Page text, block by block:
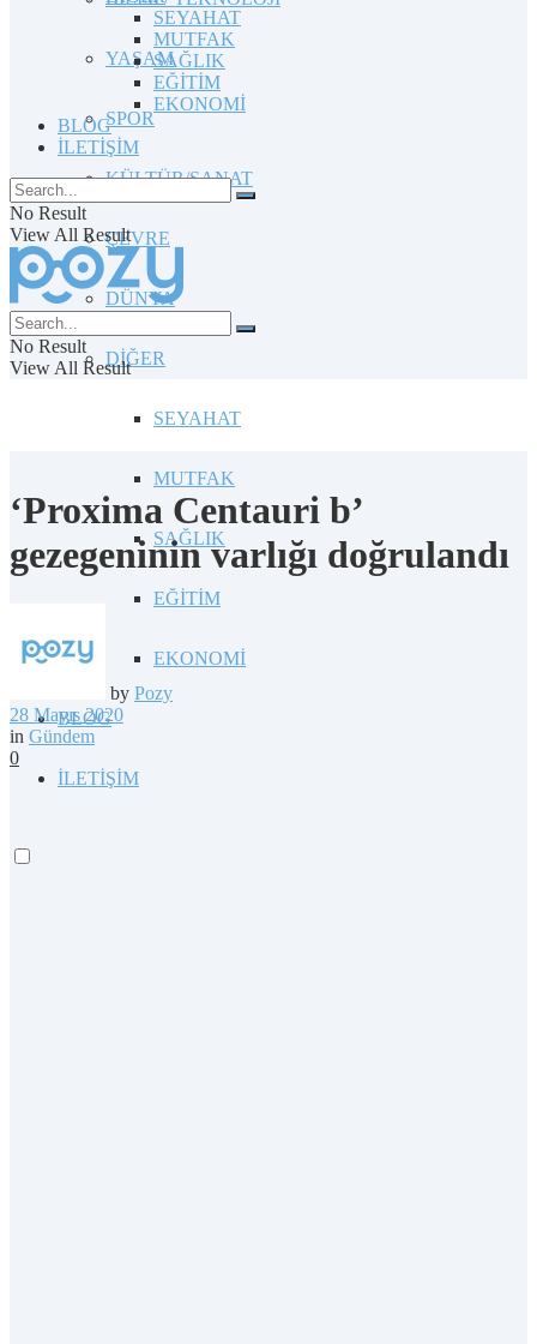
YAŞAM
SPOR
KÜLTÜR/SANAT
ÇEVRE
DÜNYA
DİĞER
SEYAHAT
MUTFAK
SAĞLIK
EĞİTİM
EKONOMİ
BLOG
İLETİŞİM
SEYAHAT
MUTFAK
SAĞLIK
EĞİTİM
EKONOMİ
BLOG
İLETİŞİM
No Result
View All Result
No Result
View All Result
‘Proxima Centauri b’
gezegeninin varlığı doğrulandı
by Pozy
28 Mayıs 2020
in Gündem
0